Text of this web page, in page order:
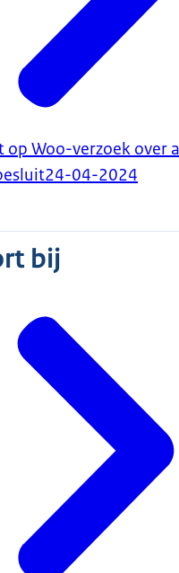
op Woo-verzoek
24-04-2024
bij